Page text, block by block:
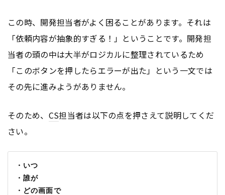
この時、開発担当者がよく困ることがあります。それは
「依頼内容が抽象的すぎる！」ということです。開発担
当者の頭の中は大半がロジカルに整理されているため
「このボタンを押したらエラーが出た」という一文では
その先に進みようがありません。
そのため、 CS担当者は以下の点を押さえて説明してくだ
さい。
・いつ
・誰が
・どの画面で